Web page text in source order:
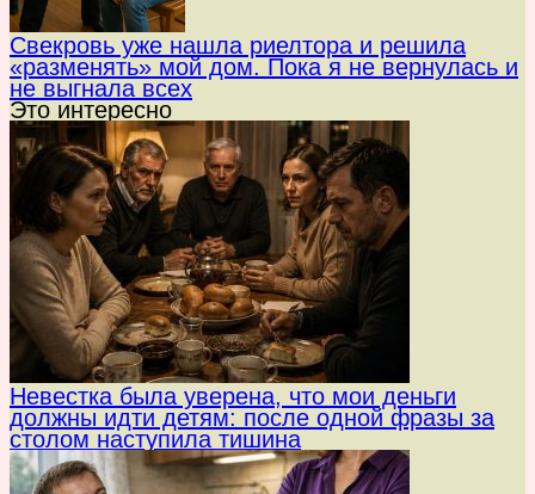
Свекровь уже нашла риелтора и решила
«разменять» мой дом. Пока я не вернулась и
не выгнала всех
Это интересно
Невестка была уверена, что мои деньги
должны идти детям: после одной фразы за
столом наступила тишина